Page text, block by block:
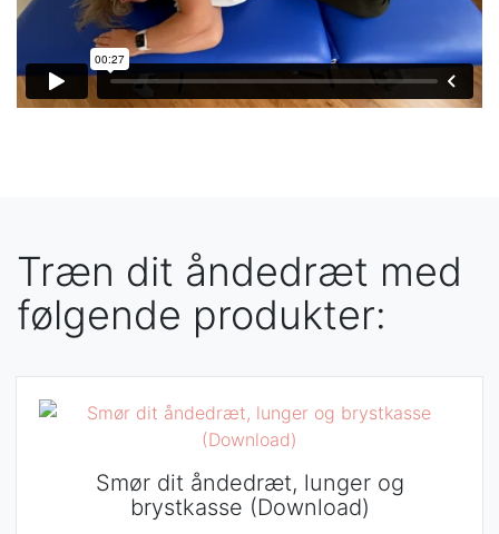
Træn dit åndedræt med
følgende produkter:
Smør dit åndedræt, lunger og
brystkasse (Download)